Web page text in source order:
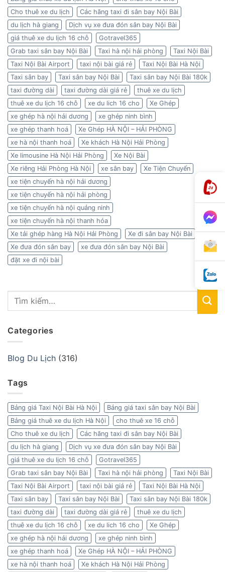
Cho thuê xe du lịch
Các hãng taxi đi sân bay Nội Bài
du lịch hà giang
Dịch vụ xe đưa đón sân bay Nội Bài
giá thuê xe du lịch 16 chỗ
Gotravel365
Grab taxi sân bay Nội Bài
Taxi hà nội hải phòng
Taxi Nội Bài
Taxi Nội Bài Airport
taxi nội bài giá rẻ
Taxi Nội Bài Hà Nội
Taxi sân bay
Taxi sân bay Nội Bài
Taxi sân bay Nội Bài 180k
taxi đường dài
taxi đường dài giá rẻ
thuê xe du lịch
thuê xe du lịch 16 chỗ
xe du lich 16 cho
Xe Ghép
xe ghép hà nội hải dương
xe ghép ninh bình
xe ghép thanh hoá
Xe Ghép HÀ NỘI – HẢI PHÒNG
xe hà nội thanh hoá
Xe khách Hà Nội Hải Phòng
Xe limousine Hà Nội Hải Phòng
Xe Nội Bài
Xe riêng Hải Phòng Hà Nội
xe sân bay
Xe Tiện Chuyến
xe tiện chuyến hà nội hải dương
xe tiện chuyến hà nội hải phòng
xe tiện chuyến hà nội quảng ninh
xe tiện chuyến hà nội thanh hóa
Xe tải ghép hàng Hà Nội Hải Phòng
Xe đi sân bay Nội Bài
Xe đưa đón sân bay
xe đưa đón sân bay Nội Bài
đặt xe đi nội bài
Categories
Blog Du Lịch (316)
Tags
Bảng giá Taxi Nội Bài Hà Nội
Bảng giá taxi sân bay Nội Bài
Bảng giá thuê xe du lịch Hà Nội
cho thuê xe 16 chỗ
Cho thuê xe du lịch
Các hãng taxi đi sân bay Nội Bài
du lịch hà giang
Dịch vụ xe đưa đón sân bay Nội Bài
giá thuê xe du lịch 16 chỗ
Gotravel365
Grab taxi sân bay Nội Bài
Taxi hà nội hải phòng
Taxi Nội Bài
Taxi Nội Bài Airport
taxi nội bài giá rẻ
Taxi Nội Bài Hà Nội
Taxi sân bay
Taxi sân bay Nội Bài
Taxi sân bay Nội Bài 180k
taxi đường dài
taxi đường dài giá rẻ
thuê xe du lịch
thuê xe du lịch 16 chỗ
xe du lich 16 cho
Xe Ghép
xe ghép hà nội hải dương
xe ghép ninh bình
xe ghép thanh hoá
Xe Ghép HÀ NỘI – HẢI PHÒNG
xe hà nội thanh hoá
Xe khách Hà Nội Hải Phòng